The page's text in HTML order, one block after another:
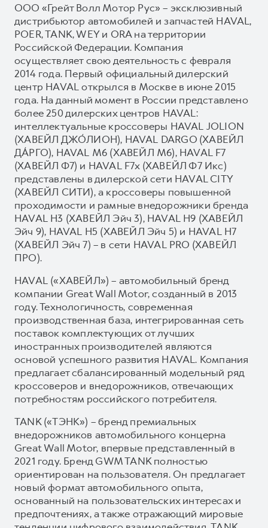
ООО «Грейт Волл Мотор Рус» – эксклюзивный
дистрибьютор автомобилей и запчастей HAVAL,
POER, TANK, WEY и ORA на территории
Российской Федерации. Компания
осуществляет свою деятельность с февраля
2014 года. Первый официальный дилерский
центр HAVAL открылся в Москве в июне 2015
года. На данный момент в России представлено
более 250 дилерских центров HAVAL:
интеллектуальные кроссоверы HAVAL JOLION
(ХАВЕЙЛ ДЖО́ЛИОН), HAVAL DARGO (ХАВЕЙЛ
ДА́РГО), HAVAL М6 (ХАВЕЙЛ M6), HAVAL F7
(ХАВЕЙЛ Ф7) и HAVAL F7x (ХАВЕЙЛ Ф7 Икс)
представлены в дилерской сети HAVAL CITY
(ХАВЕЙЛ СИТИ), а кроссоверы повышенной
проходимости и рамные внедорожники бренда
HAVAL H3 (ХАВЕЙЛ Эйч 3), HAVAL H9 (ХАВЕЙЛ
Эйч 9), HAVAL H5 (ХАВЕЙЛ Эйч 5) и HAVAL H7
(ХАВЕЙЛ Эйч 7) – в сети HAVAL PRO (ХАВЕЙЛ
ПРО).
HAVAL («ХАВЕЙЛ») – автомобильный бренд
компании Great Wall Motor, созданный в 2013
году. Технологичность, современная
производственная база, интегрированная сеть
поставок комплектующих от лучших
иностранных производителей являются
основой успешного развития HAVAL. Компания
предлагает сбалансированный модельный ряд
кроссоверов и внедорожников, отвечающих
потребностям российского потребителя.
TANK («ТЭНК») – бренд премиальных
внедорожников автомобильного концерна
Great Wall Motor, впервые представленный в
2021 году. Бренд GWM TANK полностью
ориентирован на пользователя. Он предлагает
новый формат автомобильного опыта,
основанный на пользовательских интересах и
предпочтениях, а также отражающий мировые